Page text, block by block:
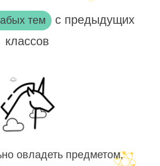
тем с предыдущих
классов
овладеть предметом,